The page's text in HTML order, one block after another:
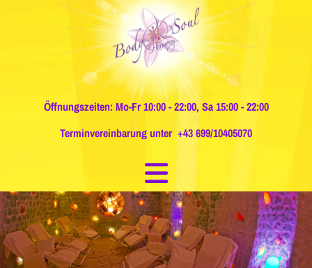
Öffnungszeiten: Mo-Fr 10:00 - 22:00, Sa 15:00 - 22:00
Terminvereinbarung unter +43 699/10405070